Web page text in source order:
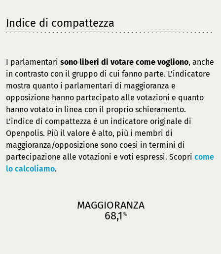
Indice di compattezza
I parlamentari sono liberi di votare come vogliono, anche
in contrasto con il gruppo di cui fanno parte. L’indicatore
mostra quanto i parlamentari di maggioranza e
opposizione hanno partecipato alle votazioni e quanto
hanno votato in linea con il proprio schieramento.
L’indice di compattezza è un indicatore originale di
Openpolis. Più il valore è alto, più i membri di
maggioranza/opposizione sono coesi in termini di
partecipazione alle votazioni e voti espressi. Scopri come
lo calcoliamo.
MAGGIORANZA
68,1%